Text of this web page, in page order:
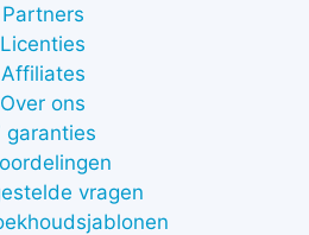
Partners
Licenties
Affiliates
Over ons
garanties
vragen